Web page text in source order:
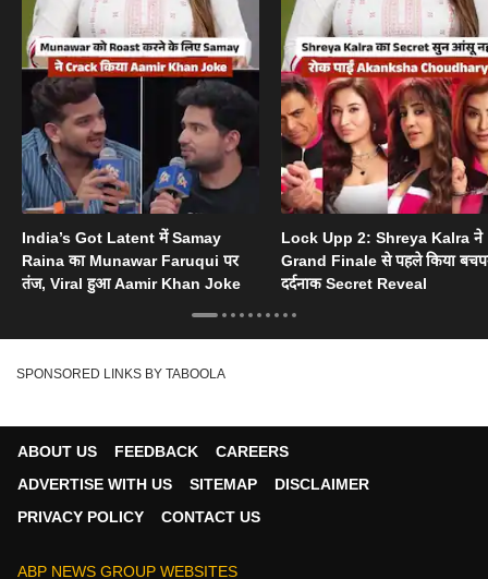
India’s Got Latent में Samay
Raina का Munawar Faruqui पर
तंज, Viral हुआ Aamir Khan Joke
Lock Upp 2: Shreya Kalra ने
Grand Finale से पहले किया
दर्दनाक Secret Reveal
SPONSORED LINKS BY TABOOLA
ABOUT US FEEDBACK
CAREERS
ADVERTISE WITH US
SITEMAP
DISCLAIMER
PRIVACY POLICY
CONTACT US
ABP NEWS GROUP WEBSITES